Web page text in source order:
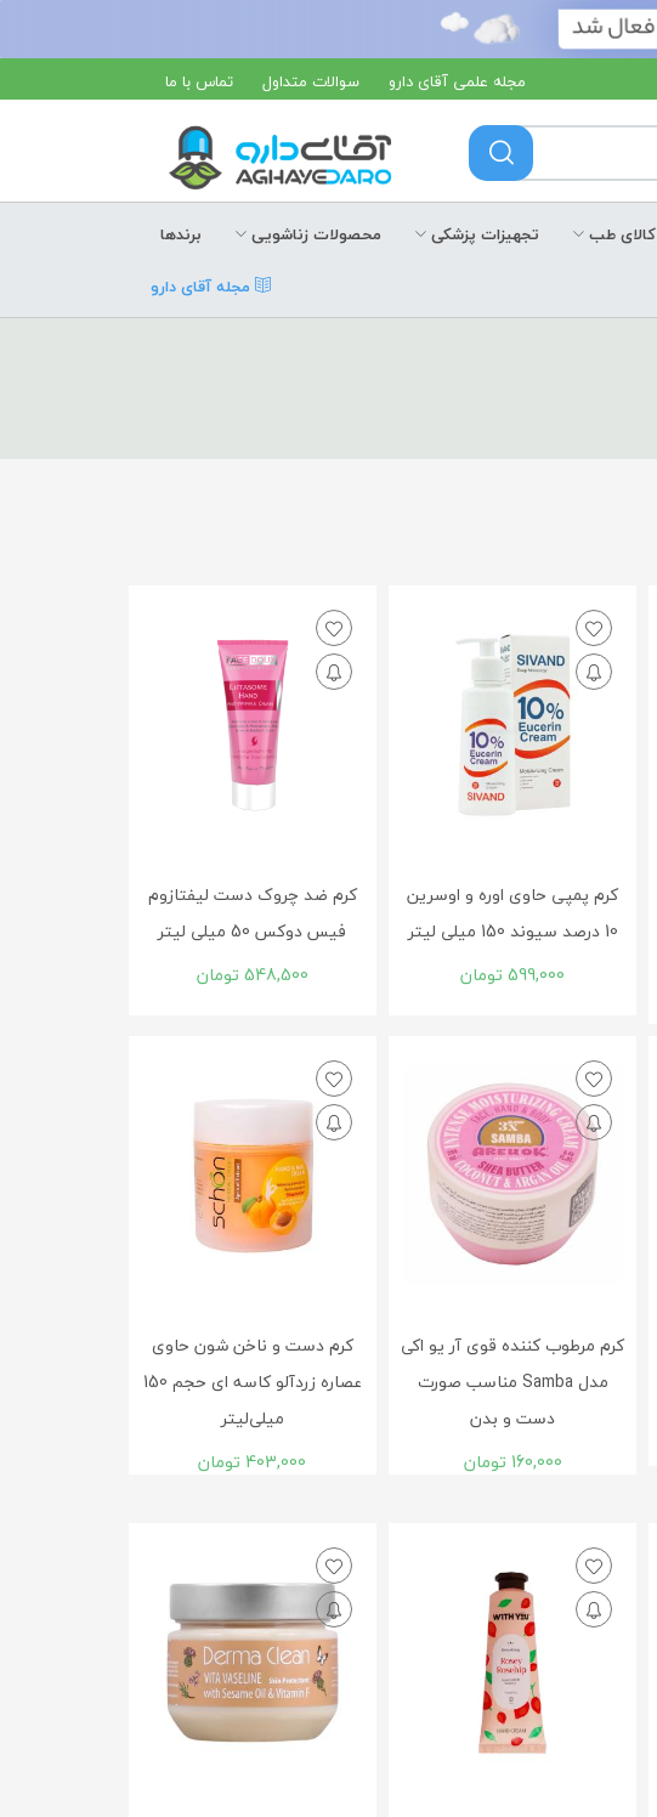
مجله علمی آقای دارو سوالات متداول تماس با ما
کالای طب تجهیزات پزشکی محصولات زناشویی
برندها
مجله آقای دارو
کرم پمپی حاوی اوره و اوسرین
10 درصد سیوند 150 میلی لیتر
599,000تومان
کرم ضد چروک دست لیفتازوم
فیس دوکس 50 میلی لیتر
548,500 تومان
کرم مرطوب کننده قوی آر یو اکی
مدل Samba مناسب صورت
دست و بدن
160,000 تومان
کرم دست و ناخن شون حاوی
عصاره زردآلو کاسه ای حجم 150
میلی‌لیتر
403,000 تومان